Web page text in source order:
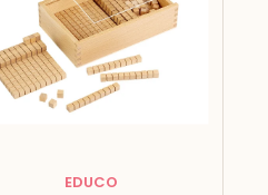
EDUCO